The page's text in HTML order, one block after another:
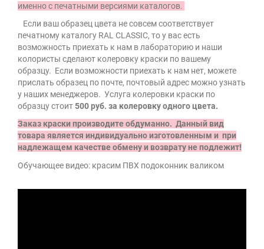
именно с печатными версиями каталогов.
Если ваш образец цвета не совсем соответствует
печатному каталогу RAL CLASSIС, то у вас есть
возможность приехать к нам в лабораторию и наши
колористы сделают колеровку краски по вашему
образцу. Если возможности приехать к нам нет, можете
прислать образец по почте, почтовый адрес можно узнать
у наших менеджеров. Услуга колеровки краски по
образцу стоит500 руб. за колеровку одного цвета.
Заказ краски производите обдуманно. Данный вид
товара является индивидуально изготовленным и при
надлежащем качестве обмену и возврату не подлежит!
Обучающее видео: красим ПВХ подоконник валиком